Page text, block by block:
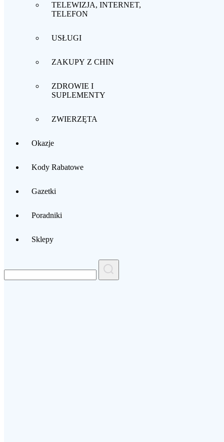
TELEWIZJA, INTERNET,
TELEFON
USŁUGI
ZAKUPY Z CHIN
ZDROWIE I
SUPLEMENTY
ZWIERZĘTA
Okazje
Kody Rabatowe
Gazetki
Poradniki
Sklepy